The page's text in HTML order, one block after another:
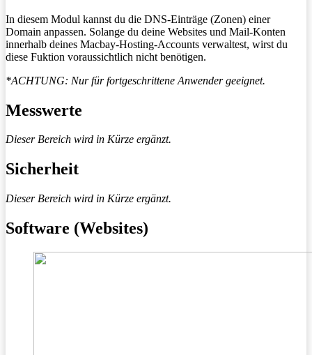
In diesem Modul kannst du die DNS-Einträge (Zonen) einer
Domain anpassen. Solange du deine Websites und Mail-Konten
innerhalb deines Macbay-Hosting-Accounts verwaltest, wirst du
diese Fuktion voraussichtlich nicht benötigen.
*ACHTUNG: Nur für fortgeschrittene Anwender geeignet.
Messwerte
Dieser Bereich wird in Kürze ergänzt.
Sicherheit
Dieser Bereich wird in Kürze ergänzt.
Software (Websites)